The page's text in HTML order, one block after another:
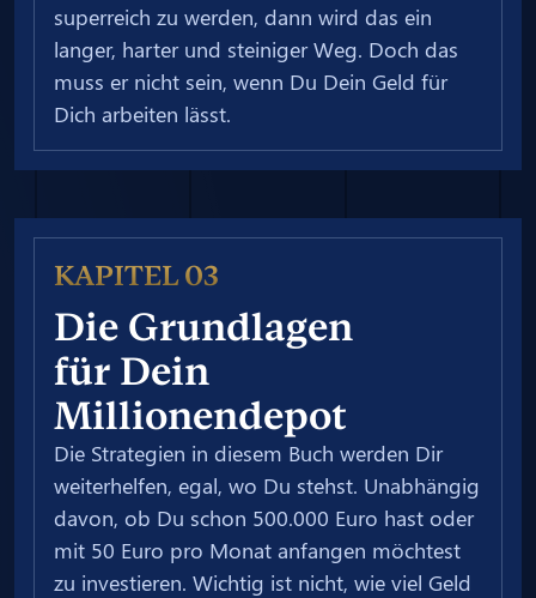
superreich zu werden, dann wird das ein
langer, harter und steiniger Weg. Doch das
muss er nicht sein, wenn Du Dein Geld für
Dich arbeiten lässt.
KAPITEL 03
Die Grundlagen
für Dein
Millionendepot
Die Strategien in diesem Buch werden Dir
weiterhelfen, egal, wo Du stehst. Unabhängig
davon, ob Du schon 500.000 Euro hast oder
mit 50 Euro pro Monat anfangen möchtest
zu investieren. Wichtig ist nicht, wie viel Geld